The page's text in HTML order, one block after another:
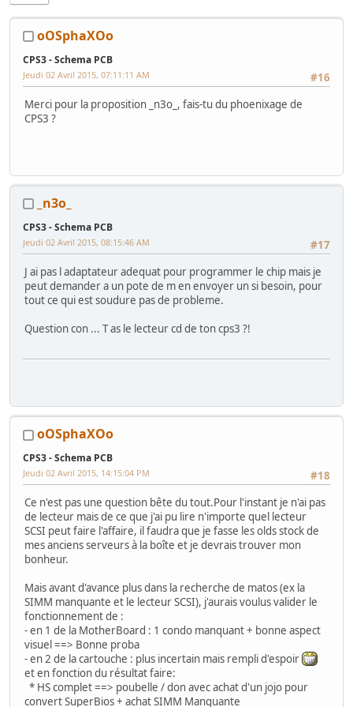
oOSphaXOo
CPS3 - Schema PCB
#16
Jeudi 02 Avril 2015, 07:11:11 AM
Merci pour la proposition _n3o_, fais-tu du phoenixage de
CPS3 ?
_n3o_
CPS3 - Schema PCB
#17
Jeudi 02 Avril 2015, 08:15:46 AM
J ai pas l adaptateur adequat pour programmer le chip mais je
peut demander a un pote de m en envoyer un si besoin, pour
tout ce qui est soudure pas de probleme.
Question con ... T as le lecteur cd de ton cps3 ?!
oOSphaXOo
CPS3 - Schema PCB
#18
Jeudi 02 Avril 2015, 14:15:04 PM
Ce n'est pas une question bête du tout.Pour l'instant je n'ai pas
de lecteur mais de ce que j'ai pu lire n'importe quel lecteur
SCSI peut faire l'affaire, il faudra que je fasse les olds stock de
mes anciens serveurs à la boîte et je devrais trouver mon
bonheur.
Mais avant d'avance plus dans la recherche de matos (ex la
SIMM manquante et le lecteur SCSI), j'aurais voulus valider le
fonctionnement de :
- en 1 de la MotherBoard : 1 condo manquant + bonne aspect
visuel ==> Bonne proba
- en 2 de la cartouche : plus incertain mais rempli d'espoir
et en fonction du résultat faire:
* HS complet ==> poubelle / don avec achat d'un jojo pour
convert SuperBios + achat SIMM Manquante